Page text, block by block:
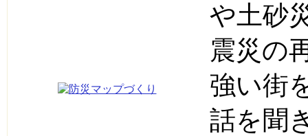
や土砂
震災の
強い街
話を聞